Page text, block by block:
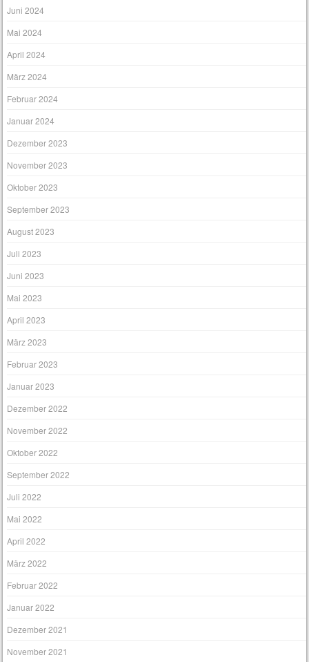
Juni 2024
Mai 2024
April 2024
März 2024
Februar 2024
Januar 2024
Dezember 2023
November 2023
Oktober 2023
September 2023
August 2023
Juli 2023
Juni 2023
Mai 2023
April 2023
März 2023
Februar 2023
Januar 2023
Dezember 2022
November 2022
Oktober 2022
September 2022
Juli 2022
Mai 2022
April 2022
März 2022
Februar 2022
Januar 2022
Dezember 2021
November 2021